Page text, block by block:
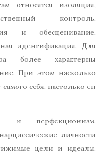
относятся изоляция,
контроль,
и обесценивание,
идентификация. Для
более характерны
При этом насколько
себя, настолько он
и перфекционизм.
личности
цели и идеалы.